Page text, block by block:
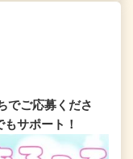
でご応募くださ
サポート！